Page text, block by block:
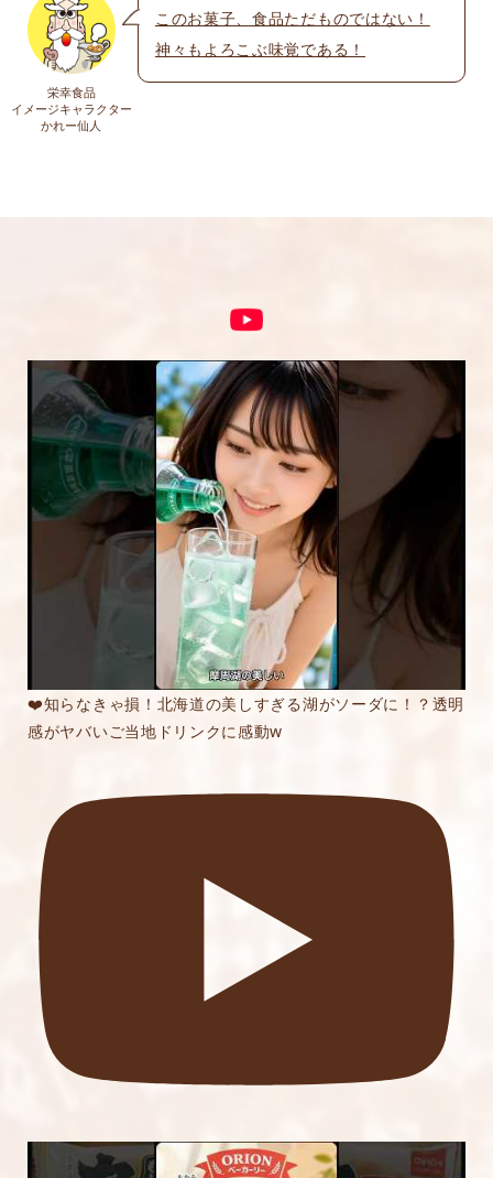
上に表示された文字を入力してください。
5段階評価をつけてください
★
★★
★★★
★★★★
★★★★★
内容をご確認の上、「レビューを送信する」ボ
タンから送信ください。
栄幸食品
イメージキャラクター
かれー仙人
このお菓子、食品ただものではない！
神々もよろこぶ味覚である！
❤️知らなきゃ損！北海道の美しすぎる湖がソーダに！？透明
感がヤバいご当地ドリンクに感動w